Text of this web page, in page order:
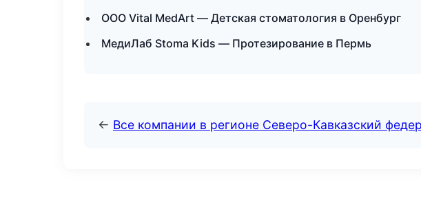
ООО Vital MedArt — Детская стоматология в Оренбург
МедиЛаб Stoma Kids — Протезирование в Пермь
← Все компании в регионе Северо-Кавказский